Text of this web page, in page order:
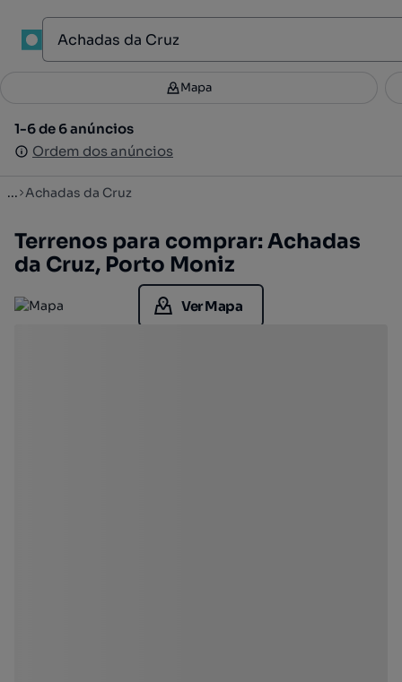
Filtros 2
1-6 de 6 anúncios
Ordem dos anúncios
Mapa
1-6 de 6 anúncios
Ordem dos anúncios
... Achadas da Cruz
Terrenos para comprar: Achadas
da Cruz, Porto Moniz
Ver Mapa